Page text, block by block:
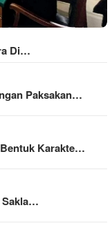
Di…
Paksakan…
Karakte…
Sakla…